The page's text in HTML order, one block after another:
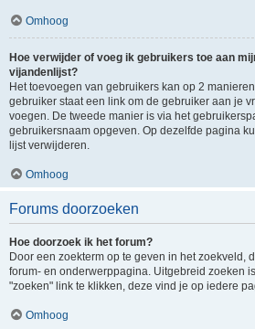
Omhoog
Hoe verwijder of voeg ik gebruikers toe aan
vijandenlijst?
Het toevoegen van gebruikers kan op 2
gebruiker staat een link om de gebruiker aan je
voegen. De tweede manier is via het
gebruikersnaam opgeven. Op dezelfde pagina
lijst verwijderen.
Omhoog
Forums doorzoeken
Hoe doorzoek ik het forum?
Door een zoekterm op te geven in het zoekveld,
forum- en onderwerppagina. Uitgebreid zoeken
"zoeken" link te klikken, deze vind je op iedere
Omhoog